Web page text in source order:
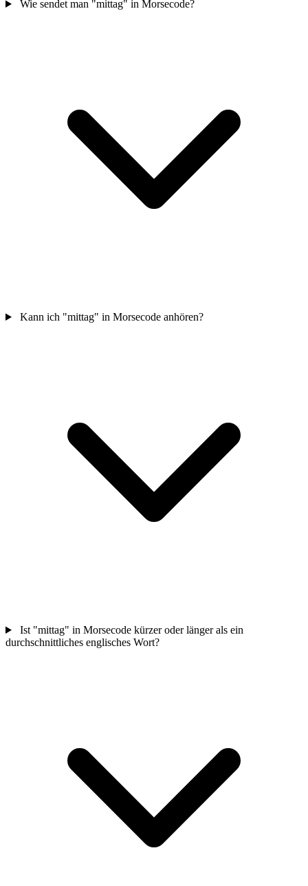
Wie sendet man "mittag" in Morsecode?
Kann ich "mittag" in Morsecode anhören?
Ist "mittag" in Morsecode kürzer oder länger als ein
durchschnittliches englisches Wort?